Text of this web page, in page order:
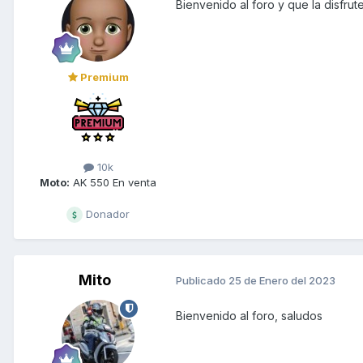
Premium
10k
Moto: AK 550 En venta
Donador
Bienvenido al foro y que la
Mito Publicado 25 de Enero del 2023
Bienvenido al foro, saludos